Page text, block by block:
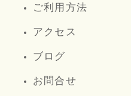
ご利用方法
アクセス
ブログ
お問合せ